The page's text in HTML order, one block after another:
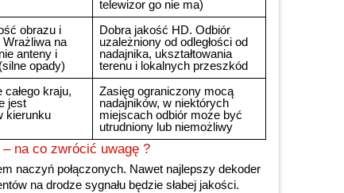
telewizor go nie ma)
obrazu i
na
anteny i
opady)
Dobra jakość HD. Odbiór
uzależniony od odległości od
nadajnika, ukształtowania
terenu i lokalnych przeszkód
kraju,
jest
kierunku
Zasięg ograniczony mocą
nadajników, w niektórych
miejscach odbiór może być
utrudniony lub niemożliwy
na co zwrócić uwagę ?
naczyń połączonych. Nawet najlepszy dekoder
na drodze sygnału będzie słabej jakości.